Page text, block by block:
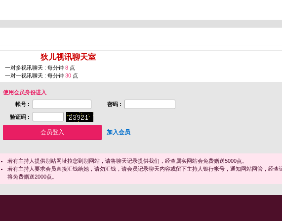
狄儿视讯聊天室
一对多视讯聊天 : 每分钟 8 点
一对一视讯聊天 : 每分钟 30 点
使用会员身份进入
帐号 :
密码 :
验证码 :
加入会员
若有主持人提供别站网址拉您到别网站，请将聊天记录提供我们，经查属实网站会免费赠送5000点。
若有主持人要求会员直接汇钱给她，请勿汇钱，请会员记录聊天内容或留下主持人银行帐号，通知网站网管，经查
将免费赠送2000点。